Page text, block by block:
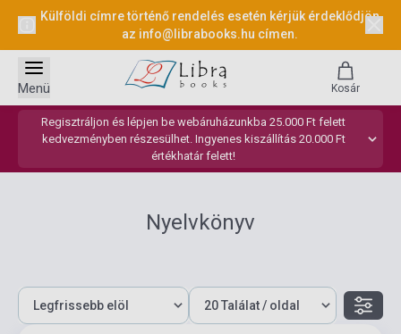
Külföldi címre történő rendelés esetén kérjük érdeklődjön
az info@librabooks.hu címen.
Regisztráljon és lépjen be webáruházunkba 25.000 Ft felett
kedvezményben részesülhet. Ingyenes kiszállítás 20.000 Ft
értékhatár felett!
Menü Kosár
Nyelvkönyv